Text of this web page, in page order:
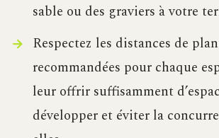
sable ou des graviers à votre
Respectez les distances de
recommandées pour chaque
leur offrir suffisamment
développer et éviter la